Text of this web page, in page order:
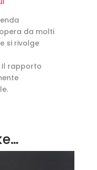
da molti
si rivolge
Il rapporto